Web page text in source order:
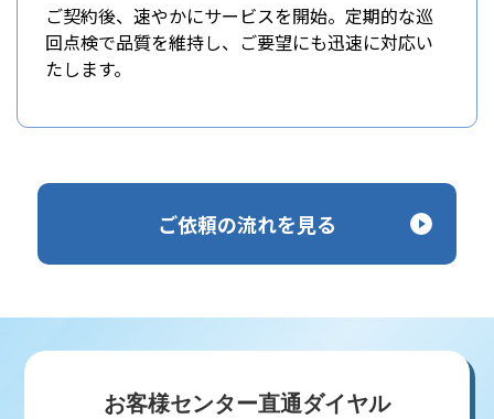
ご契約後、速やかにサービスを開始。定期的な巡
回点検で品質を維持し、ご要望にも迅速に対応い
たします。
ご依頼の流れを見る
お客様センター直通ダイヤル